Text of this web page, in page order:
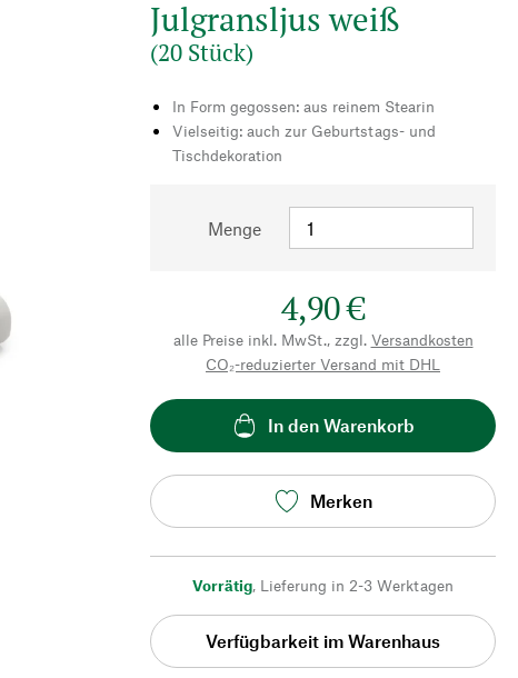
Julgransljus weiß
(20 Stück)
In Form gegossen: aus reinem Stearin
Vielseitig: auch zur Geburtstags- und
Tischdekoration
Menge
4,90 €
alle Preise inkl. MwSt., zzgl. Versandkosten
CO₂-reduzierter Versand mit DHL
In den Warenkorb
Merken
Vorrätig, Lieferung in 2-3 Werktagen
Verfügbarkeit im Warenhaus